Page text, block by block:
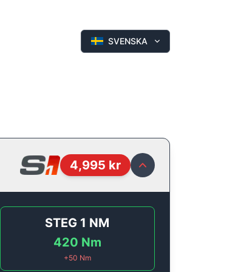
SVENSKA
4,995 kr
STEG 1 NM
420 Nm
+50 Nm